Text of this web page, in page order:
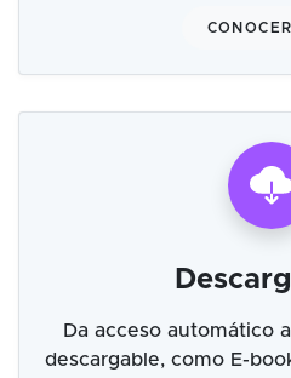
Da acceso automático
descargable, como E-